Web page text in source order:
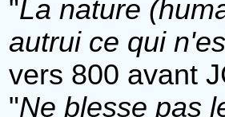
"La nature
autrui ce qui
vers 800 avant
"Ne blesse pas